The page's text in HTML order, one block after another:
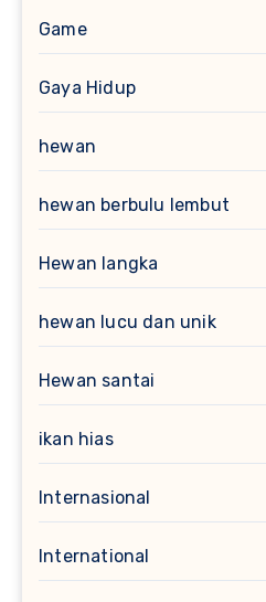
Game
Gaya Hidup
hewan
hewan berbulu lembut
Hewan langka
hewan lucu dan unik
Hewan santai
ikan hias
Internasional
International